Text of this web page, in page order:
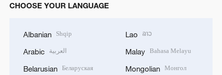
CHOOSE YOUR LANGUAGE
Albanian Shqip
Arabic العربية
Belarusian Беларуская
Lao ລາວ
Malay Bahasa Melayu
Mongolian Монгол